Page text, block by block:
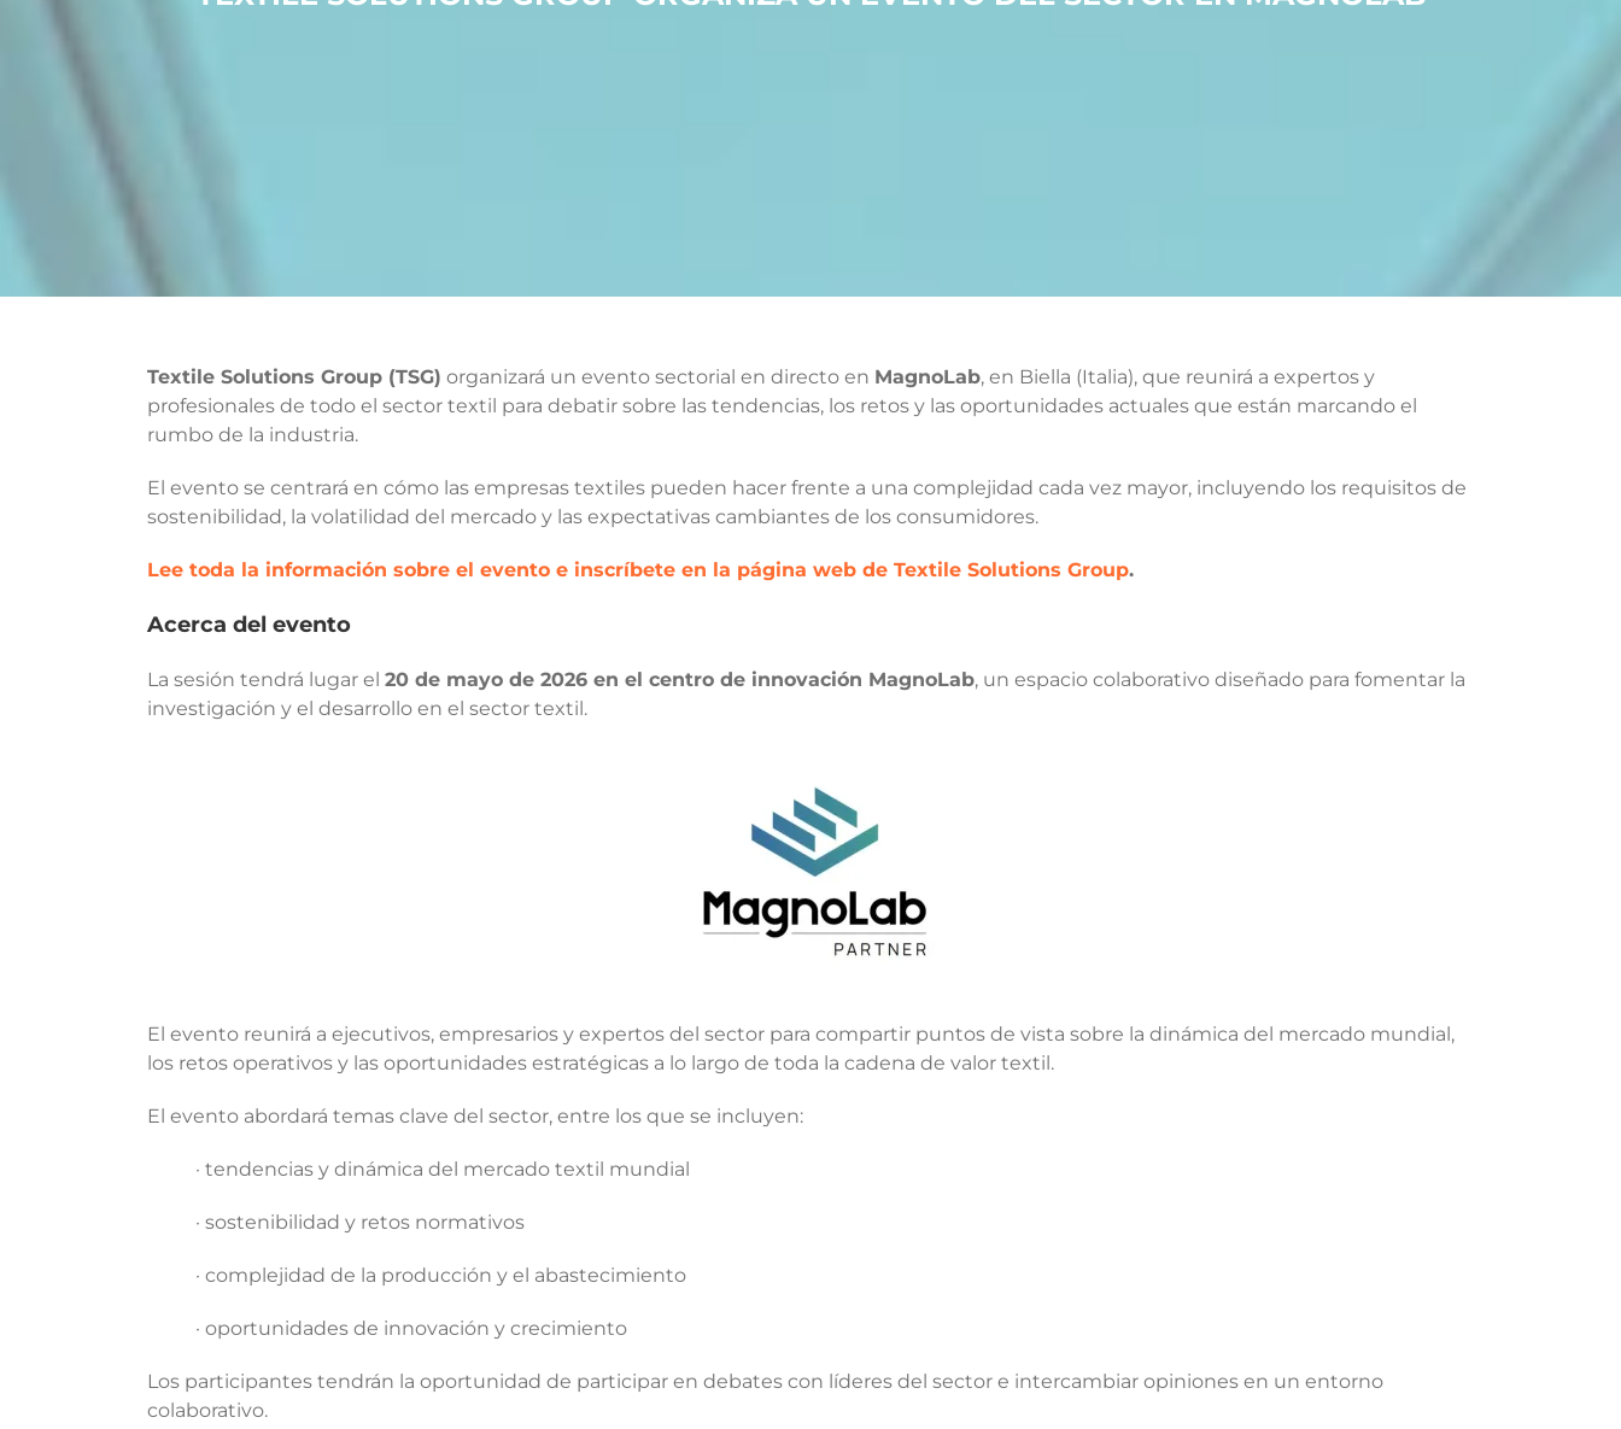
Textile Solutions Group (TSG) organizará un evento sectorial en directo en MagnoLab, en Biella (Italia), que reunirá a expertos y
profesionales de todo el sector textil para debatir sobre las tendencias, los retos y las oportunidades actuales que están marcando el
rumbo de la industria.
El evento se centrará en cómo las empresas textiles pueden hacer frente a una complejidad cada vez mayor, incluyendo los requisitos de
sostenibilidad, la volatilidad del mercado y las expectativas cambiantes de los consumidores.
Lee toda la información sobre el evento e inscríbete en la página web de Textile Solutions Group.
Acerca del evento
La sesión tendrá lugar el 20 de mayo de 2026 en el centro de innovación MagnoLab, un espacio colaborativo diseñado para fomentar la
investigación y el desarrollo en el sector textil.
El evento reunirá a ejecutivos, empresarios y expertos del sector para compartir puntos de vista sobre la dinámica del mercado mundial,
los retos operativos y las oportunidades estratégicas a lo largo de toda la cadena de valor textil.
El evento abordará temas clave del sector, entre los que se incluyen:
· tendencias y dinámica del mercado textil mundial
· sostenibilidad y retos normativos
· complejidad de la producción y el abastecimiento
· oportunidades de innovación y crecimiento
Los participantes tendrán la oportunidad de participar en debates con líderes del sector e intercambiar opiniones en un entorno
colaborativo.